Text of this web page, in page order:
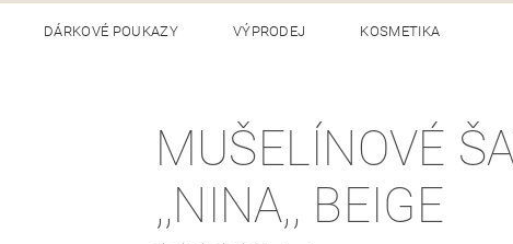
DÁRKOVÉ POUKAZY VÝPRODEJ KOSMETIKA
MUŠELÍNOVÉ
,,NINA,, BEIGE